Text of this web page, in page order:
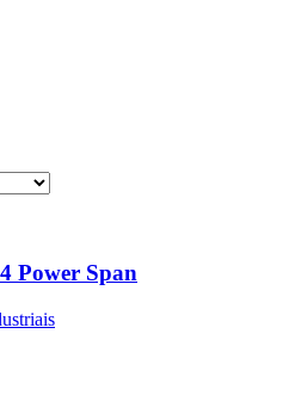
Power Span